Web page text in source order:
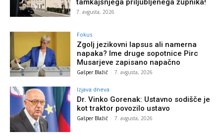
tamkajšnjega priljubljenega župnika!
7. avgusta, 2026
Fokus
Zgolj jezikovni lapsus ali namerna
napaka? Ime druge sopotnice Pirc
Musarjeve zapisano napačno
Gašper Blažič - 7. avgusta, 2026
Izjava dneva
Dr. Vinko Gorenak: Ustavno sodišče je
kot traktor povozilo ustavo
Gašper Blažič - 7. avgusta, 2026